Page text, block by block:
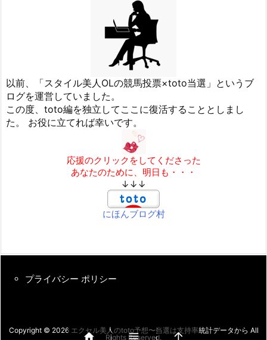
以前、「スタイル美人OLの競馬投票×toto当選」というブ
ログを運営していました。
この度、toto編を独立してここに復活することとしまし
た。 お役に立てれば幸いです。
応援のクリックをしてくださった
あなたのために、明日も・・・
↓↓↓
にほんブログ村
プライバシー ポリシー
Copyright © 2026 エクセル美人のtoto予想〜当選は支持率統計データから All
Rights Reserved.
  